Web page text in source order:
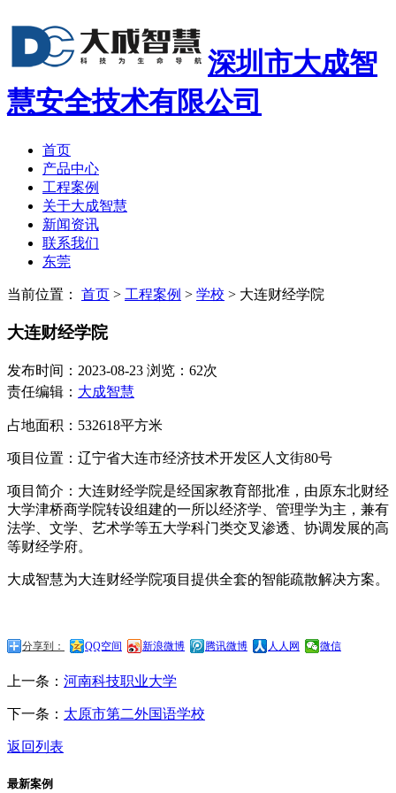
深圳市大成智
慧安全技术有限公司
首页
产品中心
工程案例
关于大成智慧
新闻资讯
联系我们
东莞
当前位置： 首页 > 工程案例 > 学校 > 大连财经学院
大连财经学院
发布时间：2023-08-23 浏览：62次
责任编辑： 大成智慧
占地面积：532618平方米
项目位置：辽宁省大连市经济技术开发区人文街80号
项目简介：大连财经学院是经国家教育部批准，由原东北财经
大学津桥商学院转设组建的一所以经济学、管理学为主，兼有
法学、文学、艺术学等五大学科门类交叉渗透、协调发展的高
等财经学府。
大成智慧为大连财经学院项目提供全套的智能疏散解决方案。
分享到： QQ空间 新浪微博 腾讯微博 人人网 微信
上一条： 河南科技职业大学
下一条： 太原市第二外国语学校
返回列表
最新案例